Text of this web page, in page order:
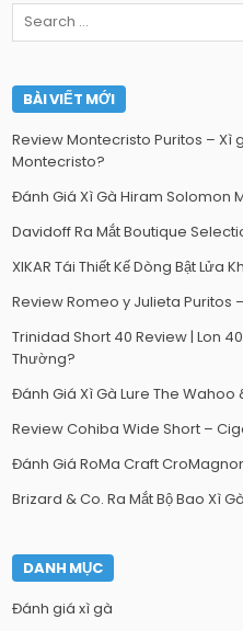
Search
BÀI VIẾT MỚI
Review Montecristo Puritos – Xì
Montecristo?
Đánh Giá Xì Gà Hiram Solomon
Davidoff Ra Mắt Boutique
XIKAR Tái Thiết Kế Dòng Bật Lửa
Review Romeo y Julieta Puritos
Trinidad Short 40 Review | Lon
Thường?
Đánh Giá Xì Gà Lure The Wahoo
Review Cohiba Wide Short –
Đánh Giá RoMa Craft
Brizard & Co. Ra Mắt Bộ Bao Xì
DANH MỤC
Đánh giá xì gà